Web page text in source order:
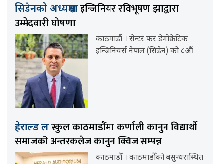
सिडेनको अध्यक्षमाइन्जिनियर रविभूषण झाद्वारा
उम्मेदवारी घोषणा
काठमाडौं । सेन्टर फर डेमोक्रेटिक
इन्जिनियर्स नेपाल (सिडेन) को ८औं
हेराल्ड लस्कुल काठमाडौँमा कर्णाली कानुन विद्यार्थी
समाजको अन्तरकलेज कानुन क्विज सम्पन्न
काठमाडौँ । काठमाडौँको बसुन्धरास्थित